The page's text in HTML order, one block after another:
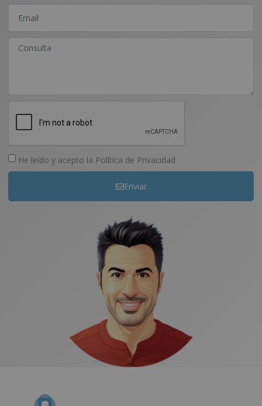
He leído y acepto la Política de Privacidad
Enviar